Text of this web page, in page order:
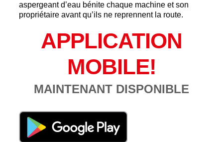
aspergeant d’eau bénite chaque machine et son
propriétaire avant qu’ils ne reprennent la route.
APPLICATION
MOBILE!
MAINTENANT DISPONIBLE